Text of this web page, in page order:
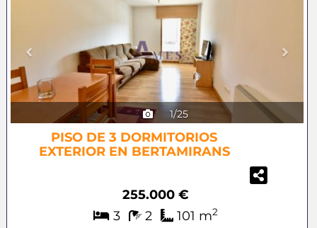
1/25
PISO DE 3 DORMITORIOS
EXTERIOR EN BERTAMIRANS
255.000 €
3
2 101 m2